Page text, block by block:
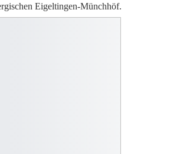
Eigeltingen-Münchhöf.